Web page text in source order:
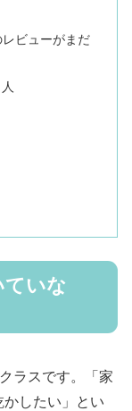
ビューがまだ
ていな
ラスです。「家
したい」とい